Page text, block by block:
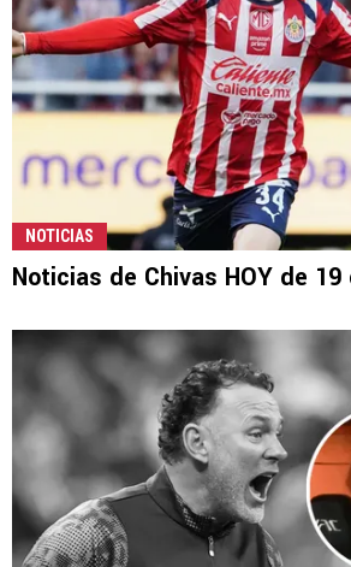
NOTICIAS
Noticias de Chivas HOY de